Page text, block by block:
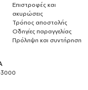
Επιστροφές και
ακυρώσεις
Τρόπος αποστολής
Οδηγίες παραγγελίας
Πρόληψη και συντήρηση